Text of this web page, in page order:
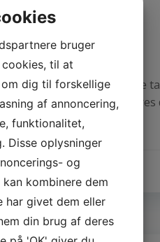
som f.eks. brugte
og glæde i mange
[…]
bruger
til at
dig til forskellige
af annoncering,
funktionalitet,
Disse oplysninger
og
kombinere dem
har givet dem eller
din brug af deres